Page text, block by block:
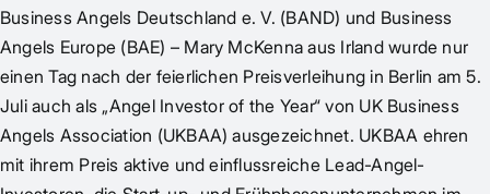
Business Angels Deutschland e. V. (BAND) und Business
Angels Europe (BAE) – Mary McKenna aus Irland wurde nur
einen Tag nach der feierlichen Preisverleihung in Berlin am 5.
Juli auch als „Angel Investor of the Year“ von UK Business
Angels Association (UKBAA) ausgezeichnet. UKBAA ehren
mit ihrem Preis aktive und einflussreiche Lead-Angel-